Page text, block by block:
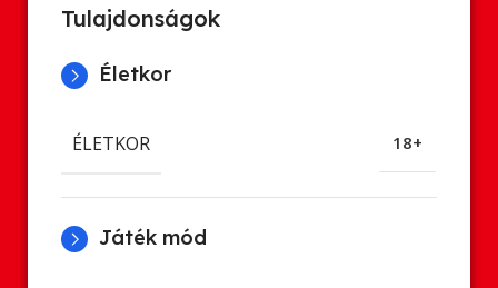
Tulajdonságok
Életkor
ÉLETKOR 18+
Játék mód